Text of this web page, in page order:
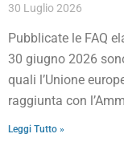
30 Luglio 2026
Pubblicate le FAQ
30 giugno 2026
quali l’Unione
raggiunta con
Leggi Tutto »